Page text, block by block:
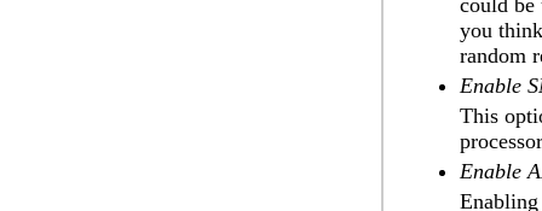
could
you
random
Enable
This
Enable
Enabling